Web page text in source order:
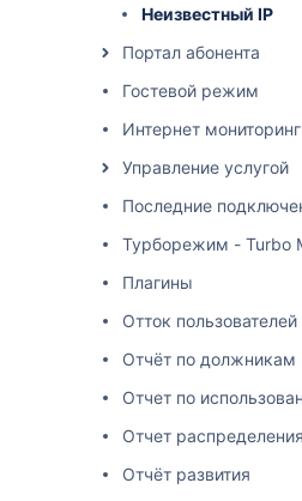
Неизвестный IP
Портал абонента
Гостевой режим
Интернет мониторинг
Управление услугой
Последние
Турборежим - Turbo
Плагины
Отток пользователей
Отчёт по должникам
Отчет по
Отчет
Отчёт развития